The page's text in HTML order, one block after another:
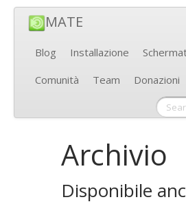
MATE
Blog Installazione
Comunità
Team Donazioni
Archivio
Disponibile